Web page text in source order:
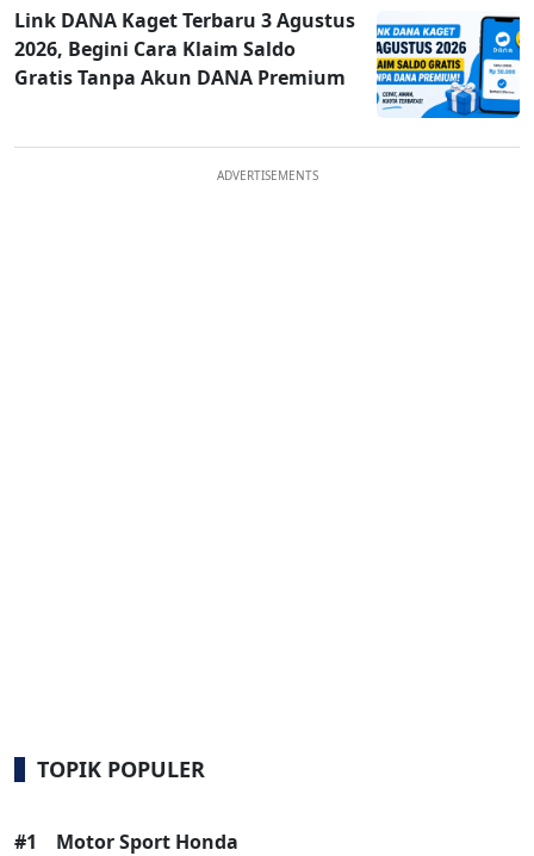
Link DANA Kaget Terbaru 3 Agustus
2026, Begini Cara Klaim Saldo
Gratis Tanpa Akun DANA Premium
ADVERTISEMENTS
TOPIK POPULER
#1 Motor Sport Honda